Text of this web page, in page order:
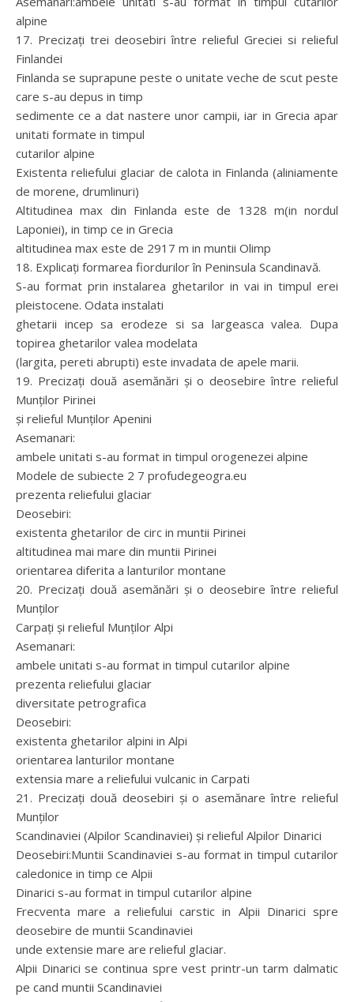
alpine
17. Precizaţi trei deosebiri între relieful Greciei si relieful
Finlandei
Finlanda se suprapune peste o unitate veche de scut peste
care s-au depus in timp
sedimente ce a dat nastere unor campii, iar in Grecia apar
unitati formate in timpul
cutarilor alpine
Existenta reliefului glaciar de calota in Finlanda (aliniamente
de morene, drumlinuri)
Altitudinea max din Finlanda este de 1328 m(in nordul
Laponiei), in timp ce in Grecia
altitudinea max este de 2917 m in muntii Olimp
18. Explicaţi formarea fiordurilor în Peninsula Scandinavă.
S-au format prin instalarea ghetarilor in vai in timpul erei
pleistocene. Odata instalati
ghetarii incep sa erodeze si sa largeasca valea. Dupa
topirea ghetarilor valea modelata
(largita, pereti abrupti) este invadata de apele marii.
19. Precizaţi două asemănări şi o deosebire între relieful
Munţilor Pirinei
şi relieful Munţilor Apenini
Asemanari:
ambele unitati s-au format in timpul orogenezei alpine
Modele de subiecte 2 7 profudegeogra.eu
prezenta reliefului glaciar
Deosebiri:
existenta ghetarilor de circ in muntii Pirinei
altitudinea mai mare din muntii Pirinei
orientarea diferita a lanturilor montane
20. Precizaţi două asemănări şi o deosebire între relieful
Munţilor
Carpaţi şi relieful Munţilor Alpi
Asemanari:
ambele unitati s-au format in timpul cutarilor alpine
prezenta reliefului glaciar
diversitate petrografica
Deosebiri:
existenta ghetarilor alpini in Alpi
orientarea lanturilor montane
extensia mare a reliefului vulcanic in Carpati
21. Precizaţi două deosebiri şi o asemănare între relieful
Munţilor
Scandinaviei (Alpilor Scandinaviei) şi relieful Alpilor Dinarici
Deosebiri:Muntii Scandinaviei s-au format in timpul cutarilor
caledonice in timp ce Alpii
Dinarici s-au format in timpul cutarilor alpine
Frecventa mare a reliefului carstic in Alpii Dinarici spre
deosebire de muntii Scandinaviei
unde extensie mare are relieful glaciar.
Alpii Dinarici se continua spre vest printr-un tarm dalmatic
pe cand muntii Scandinaviei